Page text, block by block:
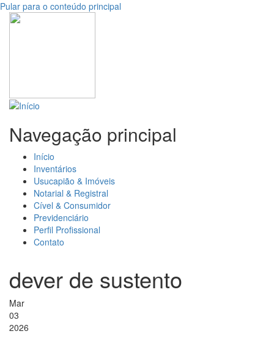
Pular para o conteúdo principal
Navegação principal
Início
Inventários
Usucapião & Imóveis
Notarial & Registral
Cível & Consumidor
Previdenciário
Perfil Profissional
Contato
dever de sustento
Mar
03
2026